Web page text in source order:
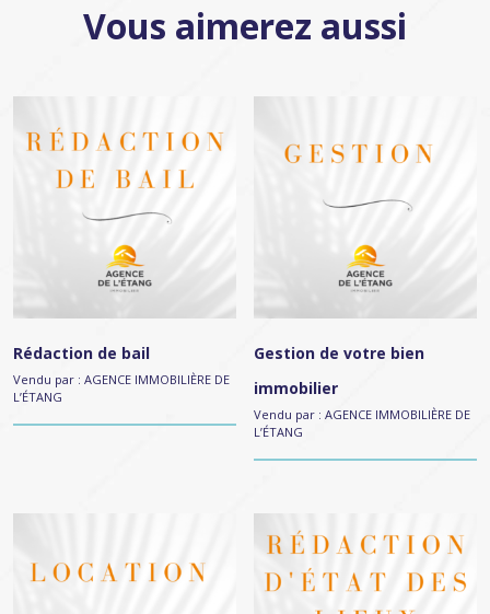
Vous aimerez aussi
Rédaction de bail
Vendu par : AGENCE IMMOBILIÈRE DE
L’ÉTANG
Gestion de votre bien
immobilier
Vendu par :AGENCE IMMOBILIÈRE DE
L’ÉTANG